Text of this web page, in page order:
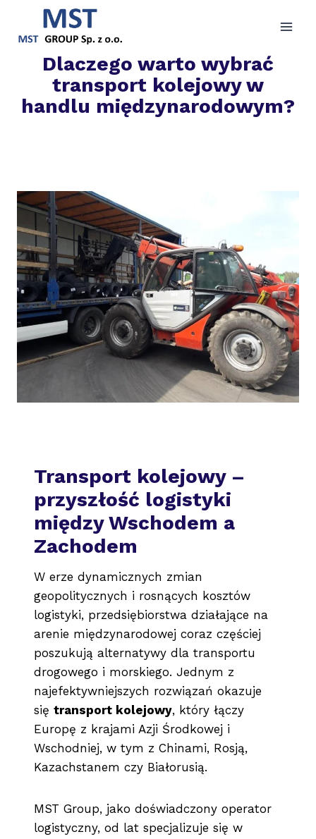
treści
Dlaczego warto wybrać
transport kolejowy w
handlu międzynarodowym?
Transport kolejowy –
przyszłość logistyki
między Wschodem a
Zachodem
W erze dynamicznych zmian
geopolitycznych i rosnących kosztów
logistyki, przedsiębiorstwa działające na
arenie międzynarodowej coraz częściej
poszukują alternatywy dla transportu
drogowego i morskiego. Jednym z
najefektywniejszych rozwiązań okazuje
się transport kolejowy, który łączy
Europę z krajami Azji Środkowej i
Wschodniej, w tym z Chinami, Rosją,
Kazachstanem czy Białorusią.
MST Group, jako doświadczony operator
logistyczny, od lat specjalizuje się w